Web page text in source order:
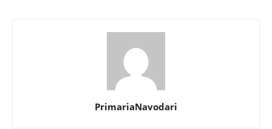
PrimariaNavodari